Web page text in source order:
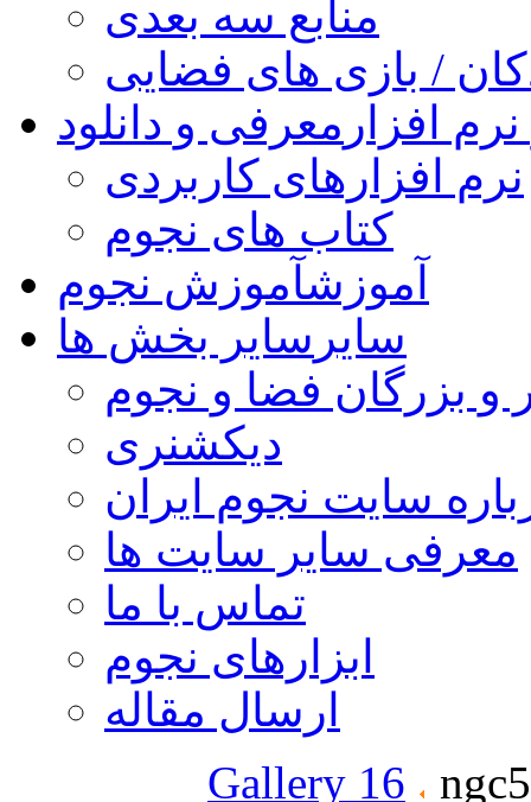
منابع سه بعدی
/ بازی های فضایی
افزار معرفی و دانلود
نرم افزارهای کاربردی
کتاب های نجوم
آموزشآموزش نجوم
سایر سایر بخش ها
و بزرگان فضا و نجوم
دیکشنری
سایت نجوم ایران
معرفی سایر سایت ها
تماس با ما
ابزارهای نجوم
ارسال مقاله
Gallery 16